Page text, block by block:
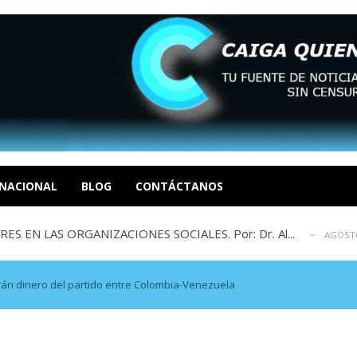
BLOG CONTÁCTANOS
costo del colapso eléctrico en... AGOSTO 7, 2026
Por Dayana Cristina Duzoglou L. AGOSTO 6, 2026
apagones y promesas incumplidas...
EN LAS ORGANIZACIONES SOCIALES. Por: Dr. Al...
en la política: distinc... AGOSTO 7, 2026
costo del colapso eléctrico en... AGOSTO 7, 2026
Por Dayana Cristina Duzoglou L. AGOSTO 6, 2026
apagones y promesas incumplidas... AGOSTO 6, 2026
dinero del partido entre Colombia-Venezuela